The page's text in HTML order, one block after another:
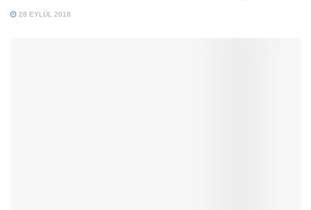
28 EYLÜL 2018